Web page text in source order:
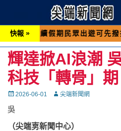
快報 »
期民眾出遊可先撥打交通 「
輝達掀AI浪潮
科技「轉骨」
Posted
2026-06-01 Autor尖端新聞網
吳
（尖端㔛新聞中心）